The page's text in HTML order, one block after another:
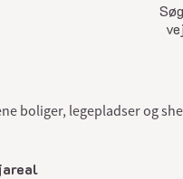
boliger, legepladser og